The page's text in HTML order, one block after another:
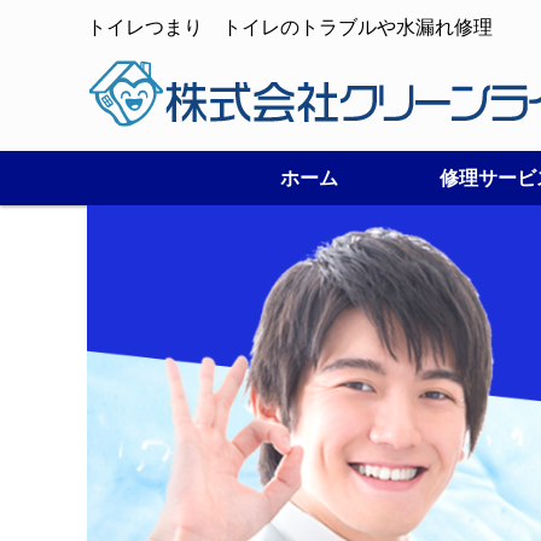
トイレつまり トイレのトラブルや水漏れ修理
ホーム 修理サービ